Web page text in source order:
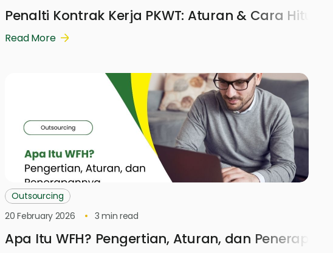
Penalti Kontrak Kerja PKWT: Aturan & Cara Hitung
Read More
Outsourcing
20 February 2026
3 min read
Apa Itu WFH? Pengertian, Aturan, dan